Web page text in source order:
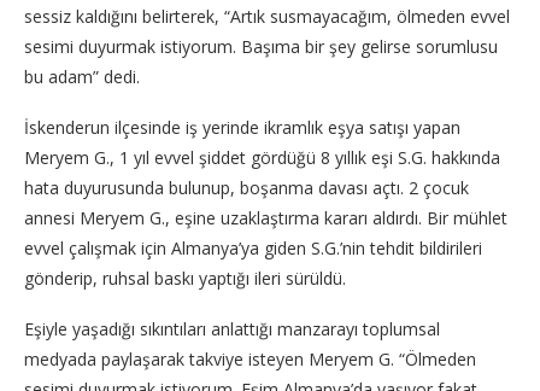
sessiz kaldığını belirterek, “Artık susmayacağım, ölmeden evvel
sesimi duyurmak istiyorum. Başıma bir şey gelirse sorumlusu
bu adam” dedi.
İskenderun ilçesinde iş yerinde ikramlık eşya satışı yapan
Meryem G., 1 yıl evvel şiddet gördüğü 8 yıllık eşi S.G. hakkında
hata duyurusunda bulunup, boşanma davası açtı. 2 çocuk
annesi Meryem G., eşine uzaklaştırma kararı aldırdı. Bir mühlet
evvel çalışmak için Almanya’ya giden S.G.’nin tehdit bildirileri
gönderip, ruhsal baskı yaptığı ileri sürüldü.
Eşiyle yaşadığı sıkıntıları anlattığı manzarayı toplumsal
medyada paylaşarak takviye isteyen Meryem G. “Ölmeden